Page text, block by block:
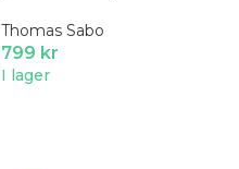
Thomas Sabo
799 kr
I lager